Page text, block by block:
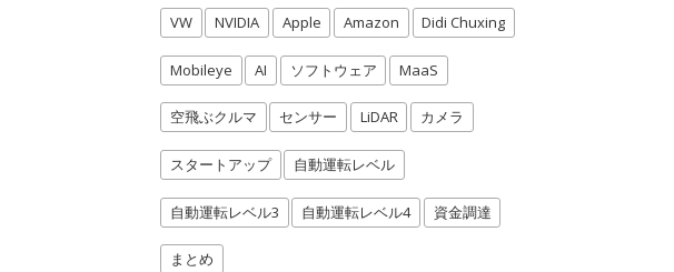
VW NVIDIA Apple Amazon Didi Chuxing
Mobileye AI ソフトウェア MaaS
空飛ぶクルマ センサー LiDAR カメラ
スタートアップ 自動運転レベル
自動運転レベル3 自動運転レベル4 資金調達
まとめ